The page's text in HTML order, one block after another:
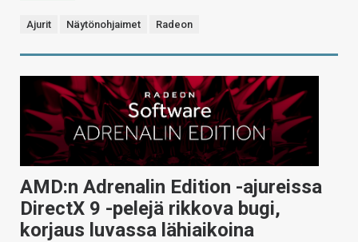
Ajurit Näytönohjaimet Radeon
AMD:n Adrenalin Edition -ajureissa
DirectX 9 -pelejä rikkova bugi,
korjaus luvassa lähiaikoina